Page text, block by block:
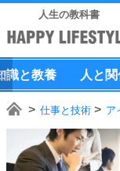
人生の教科書
識と教養 人 と
仕事と技術 ア